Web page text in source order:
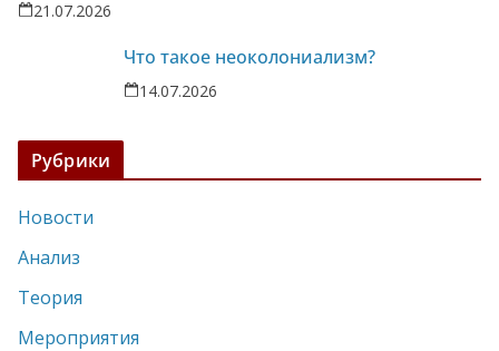
21.07.2026
Что такое неоколониализм?
14.07.2026
Рубрики
Новости
Анализ
Теория
Мероприятия